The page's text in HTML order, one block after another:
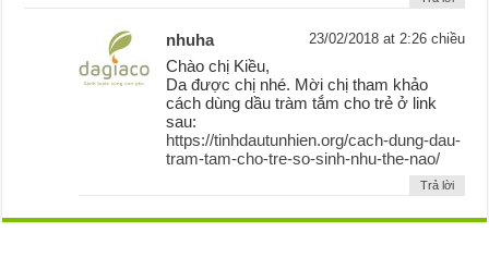
nhuha 23/02/2018 at 2:26 chiều
Chào chị Kiều,
Da được chị nhé. Mời chị tham khảo
cách dùng dầu tràm tắm cho trẻ ở link
sau:
https://tinhdautunhien.org/cach-dung-dau-
tram-tam-cho-tre-so-sinh-nhu-the-nao/
Trả lời